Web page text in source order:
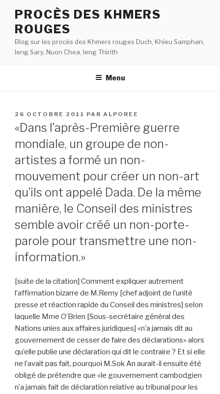
contenu
principal
PROCÈS DES KHMERS
ROUGES
Blog sur les procès des Khmers rouges Duch, Khieu Samphan,
Ieng Sary, Nuon Chea, Ieng Thirith
Menu
PUBLIÉ
LE
26 OCTOBRE 2011 PAR ALPOREE
«Dans l’après-Première guerre
mondiale, un groupe de non-
artistes a formé un non-
mouvement pour créer un non-art
qu’ils ont appelé Dada. De la même
manière, le Conseil des ministres
semble avoir créé un non-porte-
parole pour transmettre une non-
information.»
[suite de la citation] Comment expliquer autrement
l’affirmation bizarre de M.Remy [chef adjoint de l’unité
presse et réaction rapide du Conseil des ministres] selon
laquelle Mme O’Brien [Sous-secrétaire général des
Nations unies aux affaires juridiques] «n’a jamais dit au
gouvernement de cesser de faire des déclarations» alors
qu’elle publie une déclaration qui dit le contraire ? Et si elle
ne l’avait pas fait, pourquoi M.Sok An aurait-il ensuite été
obligé de prétendre que «le gouvernement cambodgien
n’a jamais fait de déclaration relative au tribunal pour les